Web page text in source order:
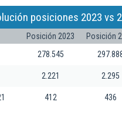
posiciones 2023 vs
Posición 2023 Posición
278.545
2.221 2.295
412 436